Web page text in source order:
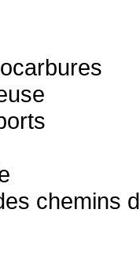
chemins